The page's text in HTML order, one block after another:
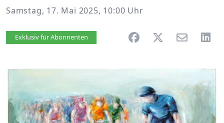
Samstag, 17. Mai 2025, 10:00 Uhr
Artikel vorlesen
Exklusiv für Abonnenten